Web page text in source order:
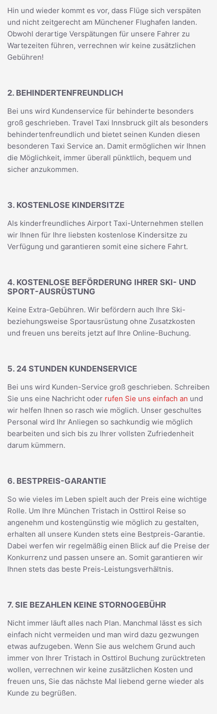
Hin und wieder kommt es vor, dass Flüge sich verspäten
und nicht zeitgerecht am Münchener Flughafen landen.
Obwohl derartige Verspätungen für unsere Fahrer zu
Wartezeiten führen, verrechnen wir keine zusätzlichen
Gebühren!
2. BEHINDERTENFREUNDLICH
Bei uns wird Kundenservice für behinderte besonders
groß geschrieben. Travel Taxi Innsbruck gilt als besonders
behindertenfreundlich und bietet seinen Kunden diesen
besonderen Taxi Service an. Damit ermöglichen wir Ihnen
die Möglichkeit, immer überall pünktlich, bequem und
sicher anzukommen.
3. KOSTENLOSE KINDERSITZE
Als kinderfreundliches Airport Taxi-Unternehmen stellen
wir Ihnen für Ihre liebsten kostenlose Kindersitze zu
Verfügung und garantieren somit eine sichere Fahrt.
4. KOSTENLOSE BEFÖRDERUNG IHRER SKI- UND
SPORT-AUSRÜSTUNG
Keine Extra-Gebühren. Wir befördern auch Ihre Ski-
beziehungsweise Sportausrüstung ohne Zusatzkosten
und freuen uns bereits jetzt auf Ihre Online-Buchung.
5. 24 STUNDEN KUNDENSERVICE
Bei uns wird Kunden-Service groß geschrieben. Schreiben
Sie uns eine Nachricht oder rufen Sie uns einfach an und
wir helfen Ihnen so rasch wie möglich. Unser geschultes
Personal wird Ihr Anliegen so sachkundig wie möglich
bearbeiten und sich bis zu Ihrer vollsten Zufriedenheit
darum kümmern.
6. BESTPREIS-GARANTIE
So wie vieles im Leben spielt auch der Preis eine wichtige
Rolle. Um Ihre München Tristach in Osttirol Reise so
angenehm und kostengünstig wie möglich zu gestalten,
erhalten all unsere Kunden stets eine Bestpreis-Garantie.
Dabei werfen wir regelmäßig einen Blick auf die Preise der
Konkurrenz und passen unsere an. Somit garantieren wir
Ihnen stets das beste Preis-Leistungsverhältnis.
7. SIE BEZAHLEN KEINE STORNOGEBÜHR
Nicht immer läuft alles nach Plan. Manchmal lässt es sich
einfach nicht vermeiden und man wird dazu gezwungen
etwas aufzugeben. Wenn Sie aus welchem Grund auch
immer von Ihrer Tristach in Osttirol Buchung zurücktreten
wollen, verrechnen wir keine zusätzlichen Kosten und
freuen uns, Sie das nächste Mal liebend gerne wieder als
Kunde zu begrüßen.